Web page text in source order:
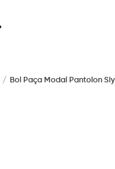
Bol Paça Modal Pantolon